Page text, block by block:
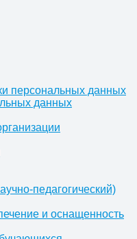
персональных данных
данных
педагогический)
и оснащенность